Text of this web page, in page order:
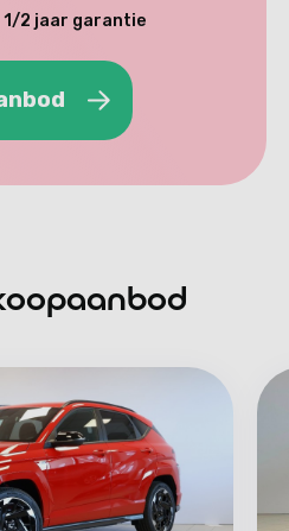
2 jaar garantie